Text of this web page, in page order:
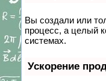
Вы создали или
процесс, а целый
системах.
Ускорение